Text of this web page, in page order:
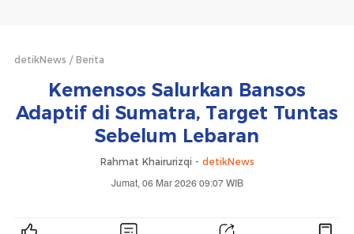
detikNews Berita
Kemensos Salurkan Bansos
Adaptif di Sumatra, Target Tuntas
Sebelum Lebaran
Rahmat Khairurizqi - detikNews
Jumat, 06 Mar 2026 09:07 WIB